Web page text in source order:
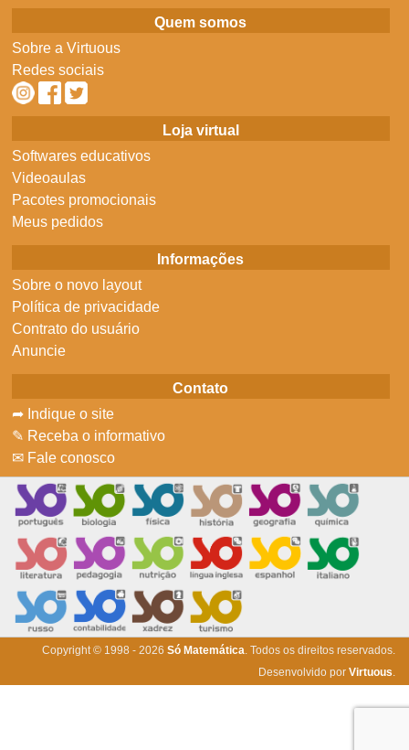
Quem somos
Sobre a Virtuous
Redes sociais
Loja virtual
Softwares educativos
Videoaulas
Pacotes promocionais
Meus pedidos
Informações
Sobre o novo layout
Política de privacidade
Contrato do usuário
Anuncie
Contato
➦ Indique o site
✎ Receba o informativo
✉ Fale conosco
Copyright © 1998 - 2026 Só Matemática. Todos os direitos reservados.
Desenvolvido por Virtuous.